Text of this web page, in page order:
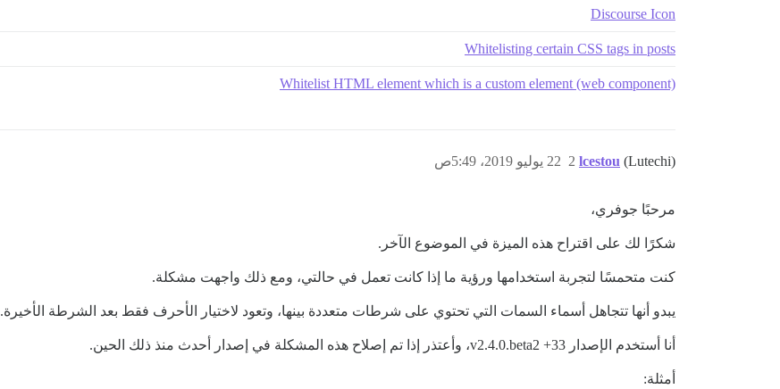
Discourse Icon
Whitelisting certain CSS tags in posts
Whitelist HTML element which is a custom element (web component)
lcestou (Lutechi) 22 يوليو 2019، 5:49ص 2
مرحبًا جوفري،
شكرًا لك على اقتراح هذه الميزة في الموضوع الآخر.
كنت متحمسًا لتجربة استخدامها ورؤية ما إذا كانت تعمل في حالتي، ومع ذلك واجهت مشكلة.
يبدو أنها تتجاهل أسماء السمات التي تحتوي على شرطات متعددة بينها، وتعود لاختيار الأحرف فقط بعد الشرطة الأخيرة.
أنا أستخدم الإصدار v2.4.0.beta2 +33، وأعتذر إذا تم إصلاح هذه المشكلة في إصدار أحدث منذ ذلك الحين.
أمثلة: